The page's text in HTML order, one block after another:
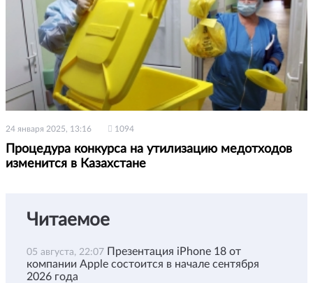
24 января 2025, 13:16 1094
Процедура конкурса на утилизацию медотходов
изменится в Казахстане
Читаемое
05 августа, 22:07 Презентация iPhone 18 от
компании Apple состоится в начале сентября
2026 года